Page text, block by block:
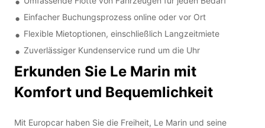
Einfacher Buchungsprozess online oder vor Ort
Flexible Mietoptionen, einschließlich Langzeitmiete
Zuverlässiger Kundenservice rund um die Uhr
Erkunden Sie Le Marin mit
Komfort und Bequemlichkeit
Mit Europcar haben Sie die Freiheit, Le Marin und seine